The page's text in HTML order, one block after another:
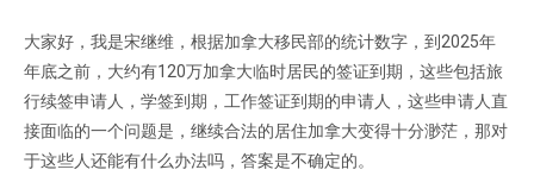
大家好，我是宋继维，根据加拿大移民部的统计数字，到2025年
年底之前，大约有120万加拿大临时居民的签证到期，这些包括旅
行续签申请人，学签到期，工作签证到期的申请人，这些申请人直
接面临的一个问题是，继续合法的居住加拿大变得十分渺茫，那对
于这些人还能有什么办法吗，答案是不确定的。